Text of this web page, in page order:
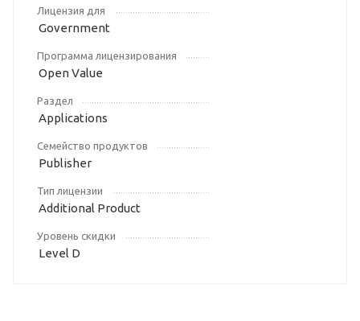
Лицензия для
Government
Программа лицензирования
Open Value
Раздел
Applications
Семейство продуктов
Publisher
Тип лицензии
Additional Product
Уровень скидки
Level D